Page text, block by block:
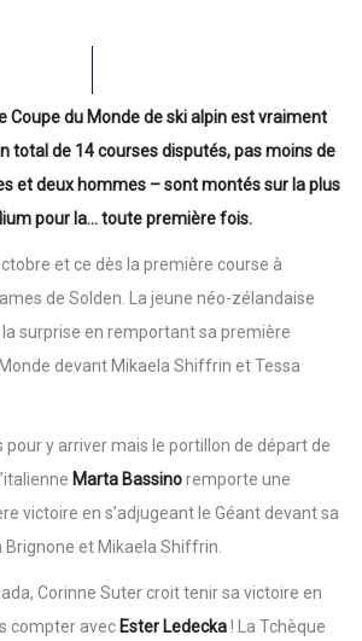
Coupe du Monde de ski alpin est vraiment
total de 14 courses disputés, pas moins de
et deux hommes – sont montés sur la plus
pour la… toute première fois.
et ce dès la première course à
de Solden. La jeune néo-zélandaise
la surprise en remportant sa première
devant Mikaela Shiffrin et Tessa
pour y arriver mais le portillon de départ de
Marta Bassinoremporte une
victoire en s’adjugeant le Géant devant sa
et Mikaela Shiffrin.
Corinne Suter croit tenir sa victoire en
compter avec Ester Ledecka! La Tchèque